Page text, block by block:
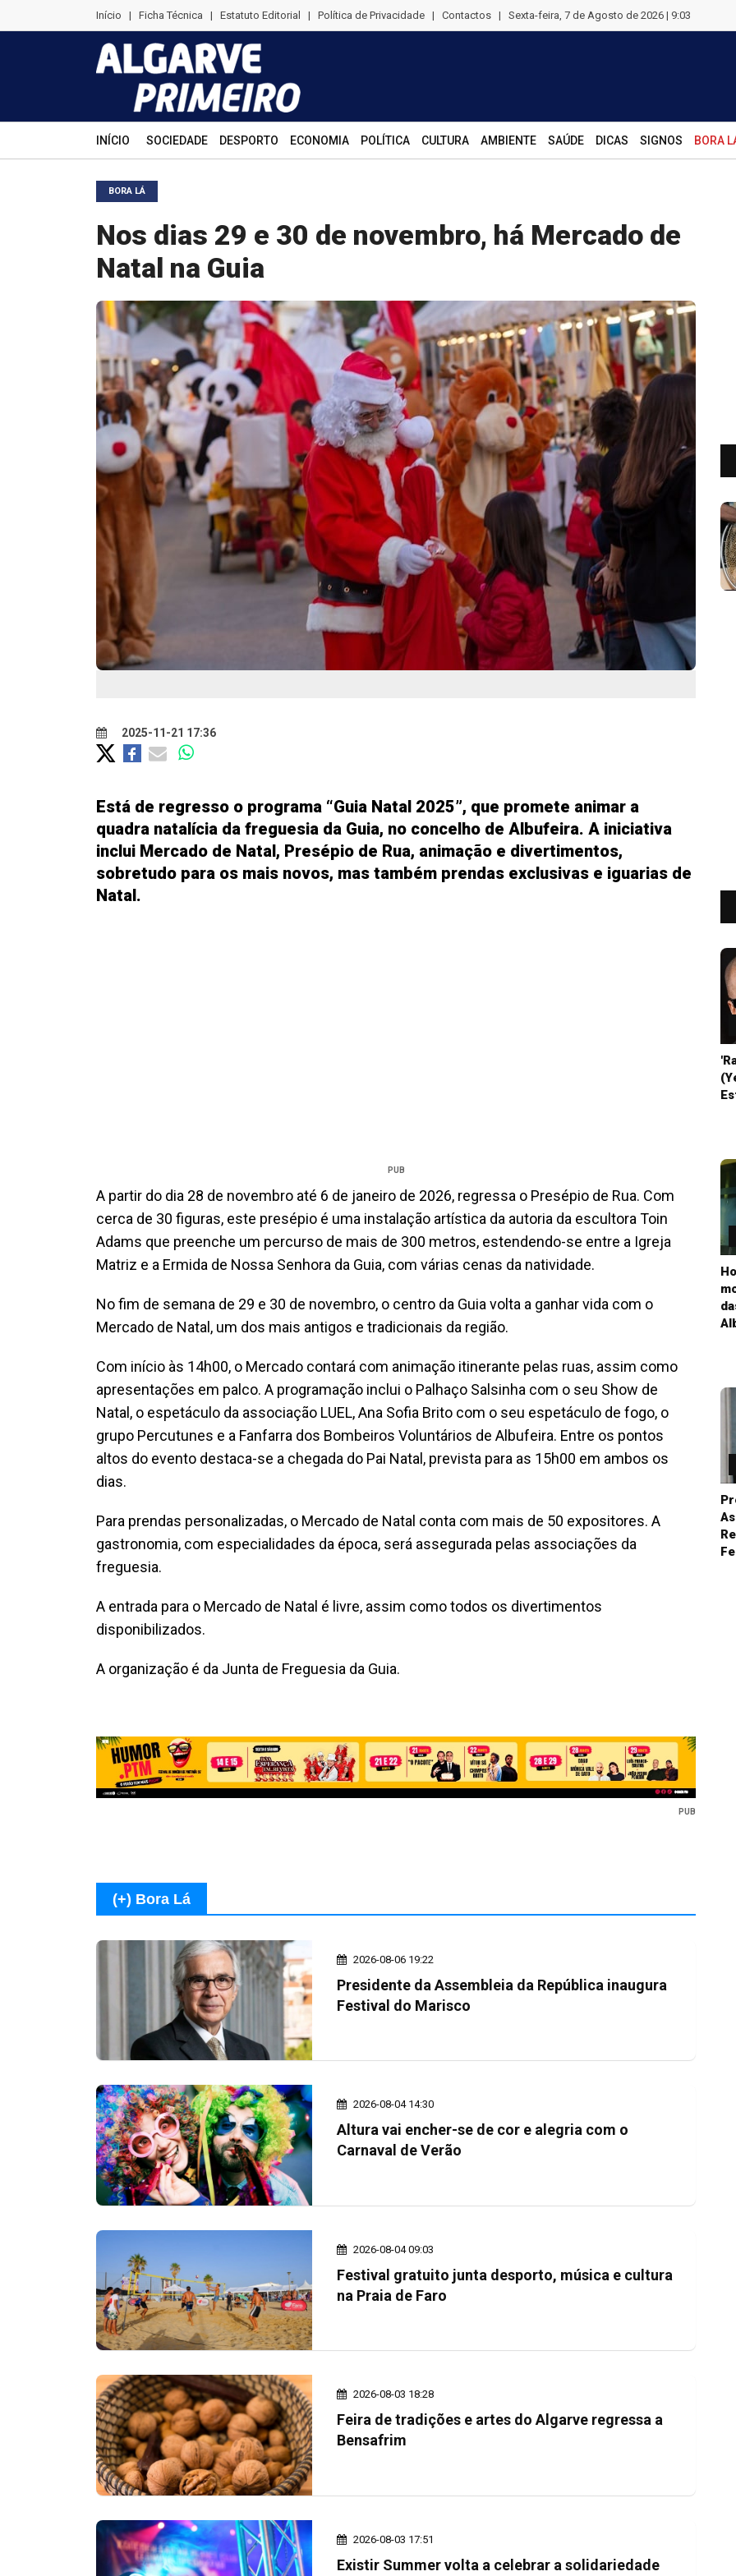
Início | Ficha Técnica | Estatuto Editorial | Política de Privacidade | Contactos | Sexta-feira, 7 de Agosto de 2026 | 9:03
INÍCIO SOCIEDADE DESPORTO ECONOMIA POLÍTICA CULTURA AMBIENTE SAÚDE DICAS SIGNOS BORA
BORA LÁ
Nos dias 29 e 30 de novembro, há Mercado de
Natal na Guia
2025-11-21 17:36
Está de regresso o programa “Guia Natal 2025”, que promete animar a
quadra natalícia da freguesia da Guia, no concelho de Albufeira. A iniciativa
inclui Mercado de Natal, Presépio de Rua, animação e divertimentos,
sobretudo para os mais novos, mas também prendas exclusivas e iguarias de
Natal.
PUB
A partir do dia 28 de novembro até 6 de janeiro de 2026, regressa o Presépio de Rua. Com
cerca de 30 figuras, este presépio é uma instalação artística da autoria da escultora Toin
Adams que preenche um percurso de mais de 300 metros, estendendo-se entre a Igreja
Matriz e a Ermida de Nossa Senhora da Guia, com várias cenas da natividade.
No fim de semana de 29 e 30 de novembro, o centro da Guia volta a ganhar vida com o
Mercado de Natal, um dos mais antigos e tradicionais da região.
Com início às 14h00, o Mercado contará com animação itinerante pelas ruas, assim como
apresentações em palco. A programação inclui o Palhaço Salsinha com o seu Show de
Natal, o espetáculo da associação LUEL, Ana Sofia Brito com o seu espetáculo de fogo, o
grupo Percutunes e a Fanfarra dos Bombeiros Voluntários de Albufeira. Entre os pontos
altos do evento destaca-se a chegada do Pai Natal, prevista para as 15h00 em ambos os
dias.
Para prendas personalizadas, o Mercado de Natal conta com mais de 50 expositores. A
gastronomia, com especialidades da época, será assegurada pelas associações da
freguesia.
A entrada para o Mercado de Natal é livre, assim como todos os divertimentos
disponibilizados.
A organização é da Junta de Freguesia da Guia.
PUB
(+) Bora Lá
2026-08-06 19:22
Presidente da Assembleia da República inaugura
Festival do Marisco
2026-08-04 14:30
Altura vai encher-se de cor e alegria com o
Carnaval de Verão
2026-08-04 09:03
Festival gratuito junta desporto, música e cultura
na Praia de Faro
2026-08-03 18:28
Feira de tradições e artes do Algarve regressa a
Bensafrim
2026-08-03 17:51
Existir Summer volta a celebrar a solidariedade